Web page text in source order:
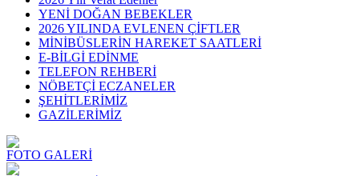
YENİ DOĞAN BEBEKLER
2026 YILINDA EVLENEN ÇİFTLER
MİNİBÜSLERİN HAREKET SAATLERİ
E-BİLGİ EDİNME
TELEFON REHBERİ
NÖBETÇİ ECZANELER
ŞEHİTLERİMİZ
GAZİLERİMİZ
FOTO GALERİ